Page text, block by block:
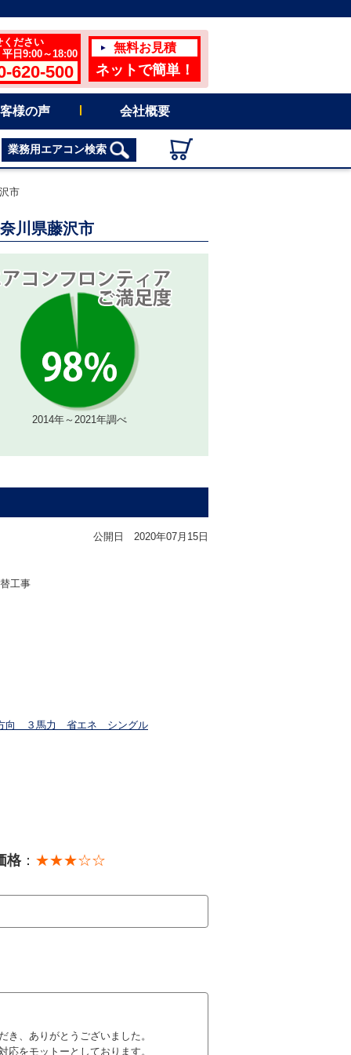
ください
日9:00～18:00
620-500
無料お見積
ネットで簡単！
様の声 会社概要
業務用エアコン検索
市
川県藤沢市
2014年～2021年調べ
公開日 2020年07月15日
工事
向 ３馬力 省エネ シングル
格： ★★★☆☆
、ありがとうございました。
をモットーとしております。